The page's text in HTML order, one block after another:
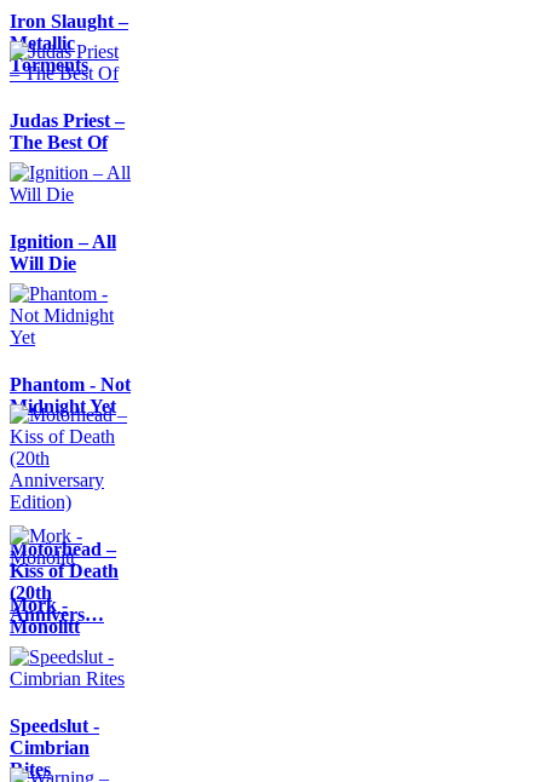
Iron Slaught –
Metallic
Torments
Judas Priest –
The Best Of
Ignition – All
Will Die
Phantom - Not
Midnight Yet
Motörhead –
Kiss of Death
(20th
Annivers…
Mork -
Monolitt
Speedslut -
Cimbrian
Rites